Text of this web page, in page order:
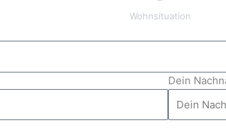
Wohnsituation
Dein